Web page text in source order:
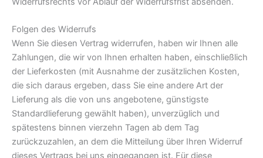
Folgen des Widerrufs
Wenn Sie diesen Vertrag widerrufen, haben wir Ihnen alle
Zahlungen, die wir von Ihnen erhalten haben, einschließlich
der Lieferkosten (mit Ausnahme der zusätzlichen Kosten,
die sich daraus ergeben, dass Sie eine andere Art der
Lieferung als die von uns angebotene, günstigste
Standardlieferung gewählt haben), unverzüglich und
spätestens binnen vierzehn Tagen ab dem Tag
zurückzuzahlen, an dem die Mitteilung über Ihren Widerruf